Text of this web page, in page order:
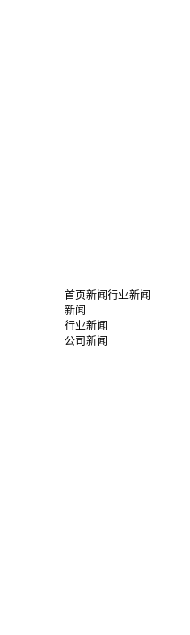
首页新闻行业新闻
新闻
行业新闻
公司新闻